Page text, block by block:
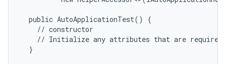
public AutoApplicationTest()
{
// constructor
// Initialize any attributes that are required
}